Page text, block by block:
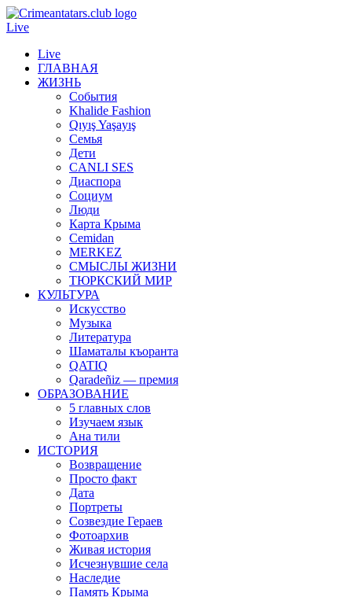
Live
Live
ГЛАВНАЯ
ЖИЗНЬ
События
Khalide Fashion
Qıyış Yaşayış
Семья
Дети
CANLI SES
Диаспора
Социум
Люди
Карта Крыма
Cemidan
МERKEZ
СМЫСЛЫ ЖИЗНИ
ТЮРКСКИЙ МИР
КУЛЬТУРА
Искусство
Музыка
Литература
Шаматалы къоранта
QATIQ
Qaradeñiz — премия
ОБРАЗОВАНИЕ
5 главных слов
Изучаем язык
Ана тили
ИСТОРИЯ
Возвращение
Просто факт
Дата
Портреты
Созвездие Гераев
Фотоархив
Живая история
Исчезнувшие села
Наследие
Память Крыма